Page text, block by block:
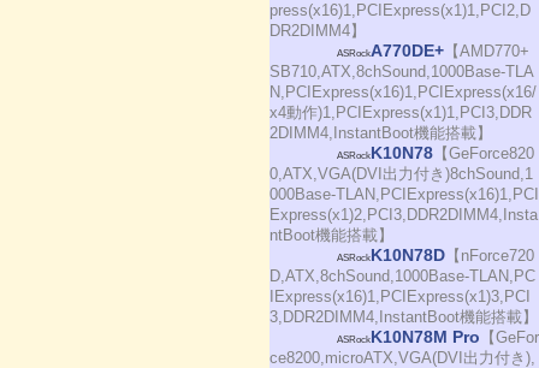
press(x16)1,PCIExpress(x1)1,PCI2,D
DR2DIMM4】
ASRockA770DE+【AMD770+
SB710,ATX,8chSound,1000Base-TLA
N,PCIExpress(x16)1,PCIExpress(x16/
x4動作)1,PCIExpress(x1)1,PCI3,DDR
2DIMM4,InstantBoot機能搭載】
ASRockK10N78【GeForce820
0,ATX,VGA(DVI出力付き)8chSound,1
000Base-TLAN,PCIExpress(x16)1,PCI
Express(x1)2,PCI3,DDR2DIMM4,Insta
ntBoot機能搭載】
ASRockK10N78D【nForce720
D,ATX,8chSound,1000Base-TLAN,PC
IExpress(x16)1,PCIExpress(x1)3,PCI
3,DDR2DIMM4,InstantBoot機能搭載】
ASRockK10N78M Pro 【GeFor
ce8200,microATX,VGA(DVI出力付き),